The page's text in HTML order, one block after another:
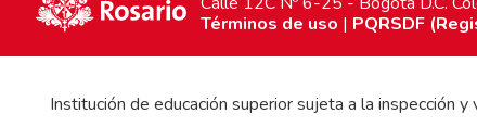
Términos de uso | PQRSDF
Institución de educación superior sujeta a la inspección